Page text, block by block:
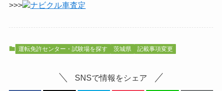
>>> ナビクル車査定
運転免許センター・試験場を探す 茨城県 記載事項変更
SNSで情報をシェア